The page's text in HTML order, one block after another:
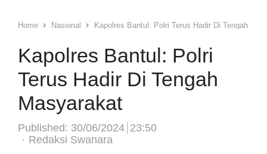
Home Nasional Kapolres Bantul: Polri Terus Hadir Di Tengah
Kapolres Bantul: Polri
Terus Hadir Di Tengah
Masyarakat
Published: 30/06/2024 23:50
Author
Redaksi Swanara